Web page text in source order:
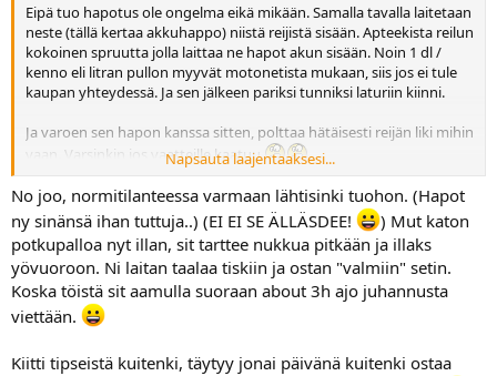
Eipä tuo hapotus ole ongelma eikä mikään. Samalla tavalla laitetaan
neste (tällä kertaa akkuhappo) niistä reijistä sisään. Apteekista reilun
kokoinen spruutta jolla laittaa ne hapot akun sisään. Noin 1 dl /
kenno eli litran pullon myyvät motonetista mukaan, siis jos ei tule
kaupan yhteydessä. Ja sen jälkeen pariksi tunniksi laturiin kiinni.
Ja varoen sen hapon kanssa sitten, polttaa hätäisesti reijän liki mihin
vaan. Varsinkin jos vaatteille kaatuu
Ite laitoin hapot akun sisään keittiön pöydän päällä.
Posliinimukiin hapot (n. 1,5 dl) ja spruutalla akun sisään. Ei haise eikä
käryä. Ellet kaada sitä mukia siihen pöydälle.
Napsauta laajentaaksesi...
No joo, normitilanteessa varmaan lähtisinki tuohon. (Hapot
ny sinänsä ihan tuttuja..) (EI EI SE ÄLLÄSDEE!
) Mut katon
potkupalloa nyt illan, sit tarttee nukkua pitkään ja illaks
yövuoroon. Ni laitan taalaa tiskiin ja ostan "valmiin" setin.
Koska töistä sit aamulla suoraan about 3h ajo juhannusta
viettään.
Kiitti tipseistä kuitenki, täytyy jonai päivänä kuitenki ostaa